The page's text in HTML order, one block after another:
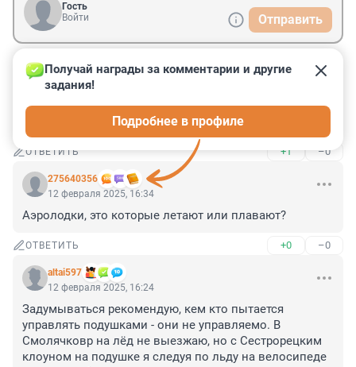
Гость
Войти
Отправить
Гость
12 февраля 2025, 17:03
Не, я понимаю на Крюковом канале, но на заливе?
Это надо сильно постараться. Или нализаться.
ОТВЕТИТЬ +1 –0
275640356
Получай награды за комментарии и другие
задания!
Подробнее в профиле
12 февраля 2025, 16:34
Аэролодки, это которые летают или плавают?
ОТВЕТИТЬ +0 –0
altai597
12 февраля 2025, 16:24
Задумываться рекомендую, кем кто пытается
управлять подушками - они не управляемо. В
Смолячковр на лёд не выезжаю, но с Сестрорецким
клоуном на подушке я следуя по льду на велосипеде